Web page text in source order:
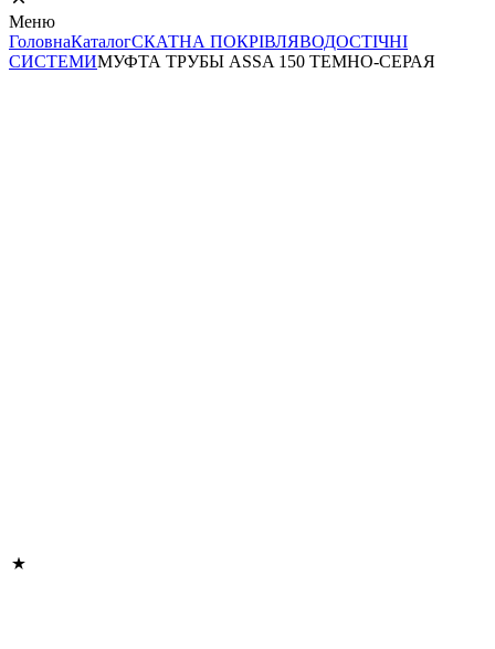
Меню
ГоловнаКаталогСКАТНА ПОКРІВЛЯВОДОСТІЧНІ
СИСТЕМИМУФТА ТРУБЫ ASSA 150 ТЕМНО-СЕРАЯ